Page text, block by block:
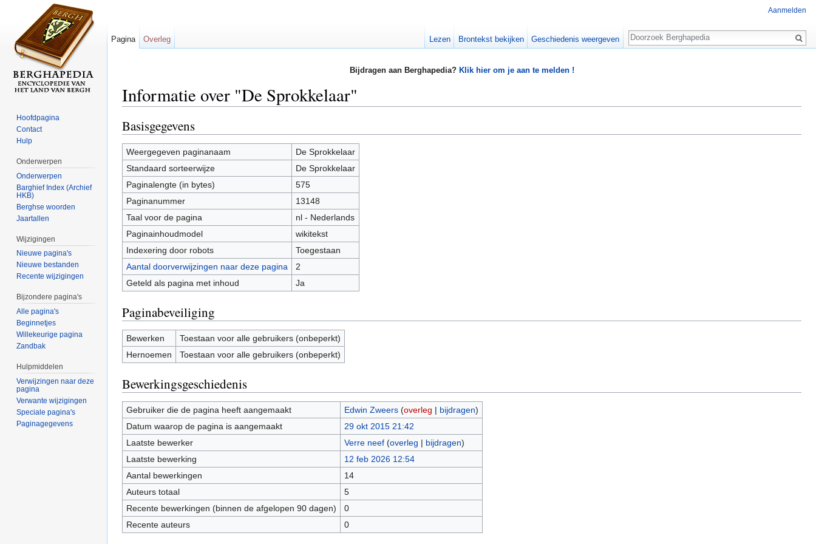
Bijdragen aan Berghapedia? Klik hier om je aan te melden !
Informatie over "De Sprokkelaar"
Basisgegevens
Weergegeven paginanaam
De Sprokkelaar
Standaard sorteerwijze
De Sprokkelaar
Paginalengte (in bytes)
575
Paginanummer
13148
Taal voor de pagina
nl - Nederlands
Paginainhoudmodel
wikitekst
Indexering door robots
Toegestaan
Aantal doorverwijzingen naar deze pagina
2
Geteld als pagina met inhoud
Ja
Paginabeveiliging
Bewerken
Toestaan voor alle gebruikers (onbeperkt)
Hernoemen
Toestaan voor alle gebruikers (onbeperkt)
Bewerkingsgeschiedenis
Gebruiker die de pagina heeft aangemaakt Edwin Zweers (overleg | bijdragen)
Datum waarop de pagina is aangemaakt
29 okt 2015 21:42
Laatste bewerker
Verre neef (overleg | bijdragen)
Laatste bewerking
12 feb 2026 12:54
Aantal bewerkingen
14
Auteurs totaal
5
Recente bewerkingen (binnen de afgelopen 90 dagen)
0
Recente auteurs
0
Aanmelden
Pagina Overleg Lezen Brontekst bekijken Geschiedenis weergeven
Zoeken
Hoofdpagina
Contact
Hulp
Onderwerpen
Onderwerpen
Barghief Index (Archief
HKB)
Berghse woorden
Jaartallen
Wijzigingen
Nieuwe pagina's
Nieuwe bestanden
Recente wijzigingen
Bijzondere pagina's
Alle pagina's
Beginnetjes
Willekeurige pagina
Zandbak
Hulpmiddelen
Verwijzingen naar deze
pagina
Verwante wijzigingen
Speciale pagina's
Paginagegevens